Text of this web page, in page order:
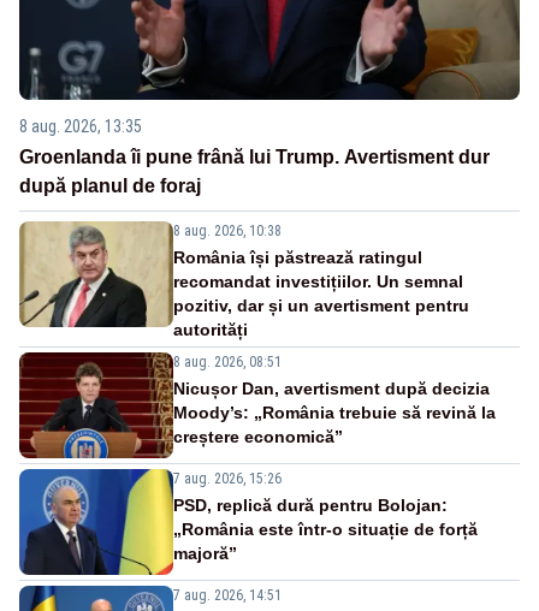
8 aug. 2026, 13:35
Groenlanda îi pune frână lui Trump. Avertisment dur
după planul de foraj
8 aug. 2026, 10:38
România își păstrează ratingul
recomandat investițiilor. Un semnal
pozitiv, dar și un avertisment pentru
autorități
8 aug. 2026, 08:51
Nicușor Dan, avertisment după decizia
Moody’s: „România trebuie să revină la
creștere economică”
7 aug. 2026, 15:26
PSD, replică dură pentru Bolojan:
„România este într-o situație de forță
majoră”
7 aug. 2026, 14:51